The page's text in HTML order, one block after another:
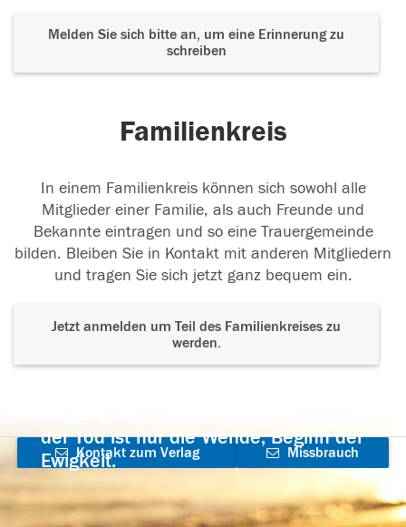
Melden Sie sich bitte an, um eine Erinnerung zu
schreiben
Familienkreis
In einem Familienkreis können sich sowohl alle
Mitglieder einer Familie, als auch Freunde und
Bekannte eintragen und so eine Trauergemeinde
bilden. Bleiben Sie in Kontakt mit anderen Mitgliedern
und tragen Sie sich jetzt ganz bequem ein.
Jetzt anmelden um Teil des Familienkreises zu
werden.
der Tod ist nur die Wende, Beginn der
Ewigkeit.
Kontakt zum Verlag
aufnehmen
Missbrauch